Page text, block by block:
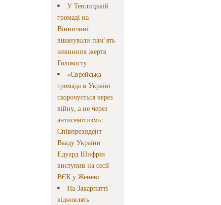
У Теплицькій
громаді на
Вінничині
вшанували пам’ять
невинних жертв
Голокосту
«Єврейська
громада в Україні
скорочується через
війну, а не через
антисемітизм»:
Співпрезидент
Вааду України
Едуард Шифрін
виступив на сесії
ВЄК у Женеві
На Закарпатті
відновлять